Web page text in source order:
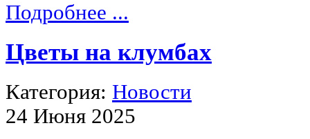
Подробнее ...
Цветы на клумбах
Категория: Новости
24 Июня 2025